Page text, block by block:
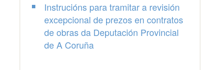
Instrucións para tramitar a revisión
excepcional de prezos en contratos
de obras da Deputación Provincial
de A Coruña